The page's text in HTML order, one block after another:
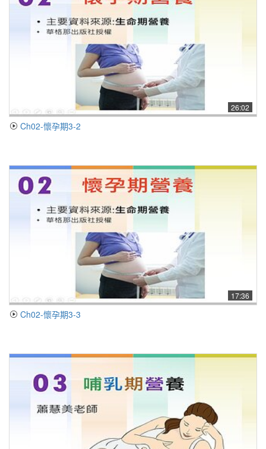
26:02
Ch02-懷孕期3-2
17:36
Ch02-懷孕期3-3